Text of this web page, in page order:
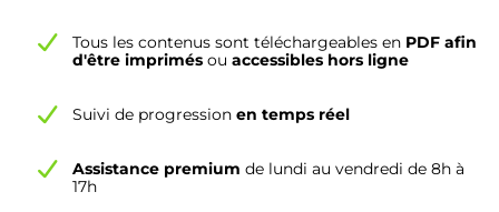
Tous les contenus sont téléchargeables en PDF afin
d'être imprimés ou accessibles hors ligne
Suivi de progression en temps réel
Assistance premium de lundi au vendredi de 8h à
17h